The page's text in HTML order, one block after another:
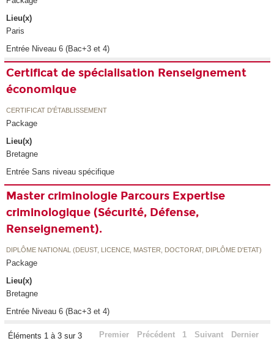
Lieu(x)
Paris
Entrée Niveau 6 (Bac+3 et 4)
Certificat de spécialisation Renseignement
économique
CERTIFICAT D'ÉTABLISSEMENT
Package
Lieu(x)
Bretagne
Entrée Sans niveau spécifique
Master criminologie Parcours Expertise
criminologique (Sécurité, Défense,
Renseignement).
DIPLÔME NATIONAL (DEUST, LICENCE, MASTER, DOCTORAT, DIPLÔME D'ETAT)
Package
Lieu(x)
Bretagne
Entrée Niveau 6 (Bac+3 et 4)
Éléments 1 à 3 sur 3 Premier Précédent 1 Suivant Dernier